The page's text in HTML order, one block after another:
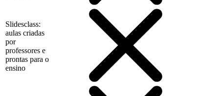
Slidesclass:
aulas criadas
por
professores e
prontas para o
ensino